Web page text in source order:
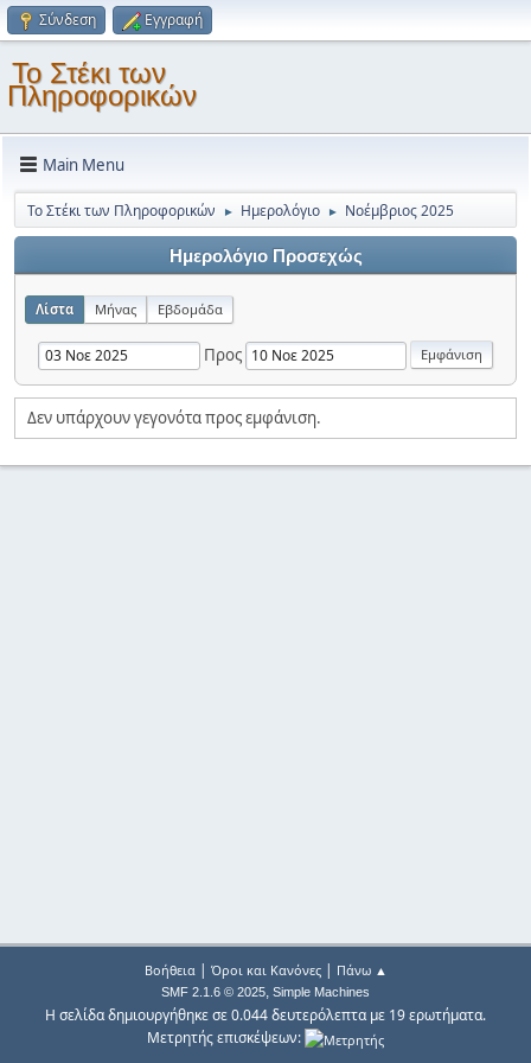
Σύνδεση Εγγραφή
Το Στέκι των
Πληροφορικών
Main Menu
Το Στέκι των Πληροφορικών ► Ημερολόγιο ► Νοέμβριος 2025
Ημερολόγιο Προσεχώς
Λίστα Μήνας Εβδομάδα
Προς
Δεν υπάρχουν γεγονότα προς εμφάνιση.
Βοήθεια| Όροι και Κανόνες| Πάνω ▲
SMF 2.1.6 © 2025, Simple Machines
Η σελίδα δημιουργήθηκε σε 0.044 δευτερόλεπτα με 19 ερωτήματα.
Μετρητής επισκέψεων: